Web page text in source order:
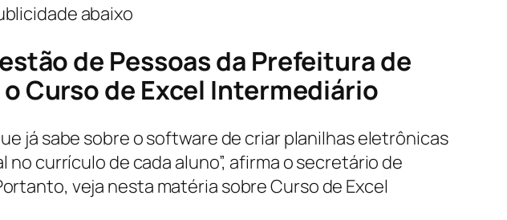
abaixo
de Pessoas da Prefeitura de
Curso de Excel Intermediário
já sabe sobre o software de criar planilhas eletrônicas
currículo de cada aluno”, afirma o secretário de
veja nesta matéria sobre Curso de Excel